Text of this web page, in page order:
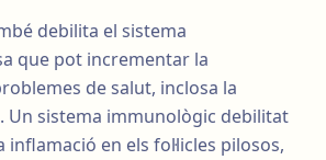
debilita el sistema
que pot incrementar la
de salut, inclosa la
Un sistema immunològic debilitat
en els fol·licles pilosos,